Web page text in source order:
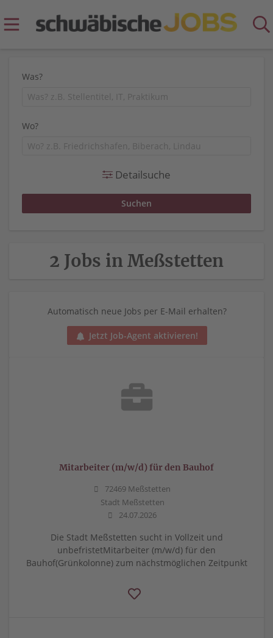
Was?
Wo?
Detailsuche
2 Jobs in Meßstetten
Automatisch neue Jobs per E-Mail erhalten?
Jetzt Job-Agent aktivieren!
Mitarbeiter (m/w/d) für den Bauhof
72469 Meßstetten
Stadt Meßstetten
24.07.2026
Die Stadt Meßstetten sucht in Vollzeit und
unbefristetMitarbeiter (m/w/d) für den
Bauhof(Grünkolonne) zum nächstmöglichen Zeitpunkt